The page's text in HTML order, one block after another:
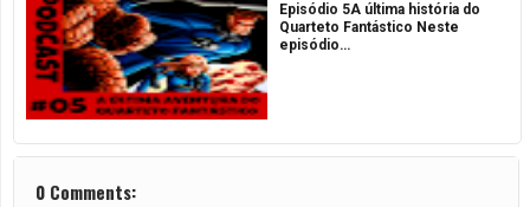
Episódio 5A última história do
Quarteto Fantástico Neste
episódio…
0 Comments: